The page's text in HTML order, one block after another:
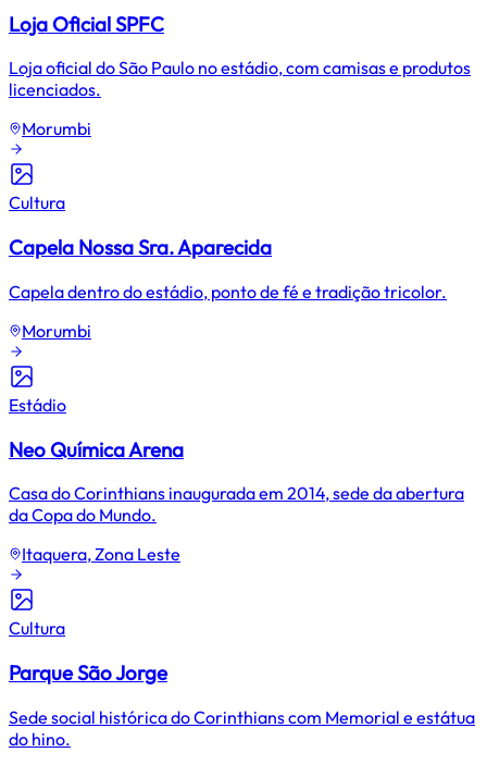
Loja Oficial SPFC
Loja oficial do São Paulo no estádio, com camisas e produtos
licenciados.
Morumbi
Cultura
Capela Nossa Sra. Aparecida
Capela dentro do estádio, ponto de fé e tradição tricolor.
Morumbi
Estádio
Neo Química Arena
Casa do Corinthians inaugurada em 2014, sede da abertura
da Copa do Mundo.
Itaquera, Zona Leste
Cultura
Parque São Jorge
Sede social histórica do Corinthians com Memorial e estátua
do hino.